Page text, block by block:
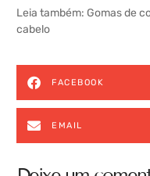
Leia também: Gomas de
cabelo
FACEBOOK
EMAIL